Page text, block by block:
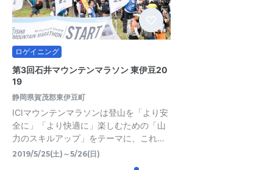
ロゲイニング
第3回石井マウンテンマラソン 東伊豆20
19
静岡県賀茂郡東伊豆町
ICIマウンテンマラソンは登山を「より安
全に」「より快適に」楽しむための「山
力のスキルアップ」をテーマに、これ…
2019/5/25(土)～5/26(日)